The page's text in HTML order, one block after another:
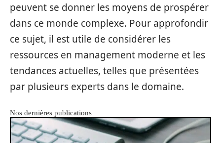
peuvent se donner les moyens de prospérer
dans ce monde complexe. Pour approfondir
ce sujet, il est utile de considérer les
ressources en management moderne et les
tendances actuelles, telles que présentées
par plusieurs experts dans le domaine.
Nos dernières publications